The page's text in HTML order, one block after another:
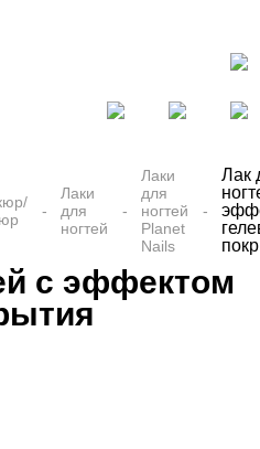
Лаки
для
ногтей
Лаки
для
ногтей
Planet
Nails
Лак
с эффектом